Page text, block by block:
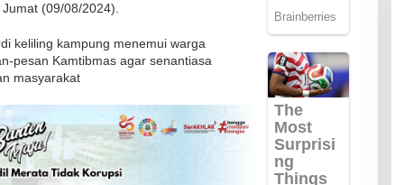
(09/08/2024).
keliling kampung menemui warga
pesan Kamtibmas agar senantiasa
masyarakat